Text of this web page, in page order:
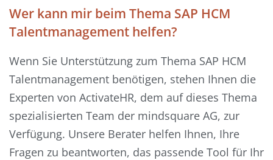
Wer kann mir beim Thema SAP HCM
Talentmanagement helfen?
Wenn Sie Unterstützung zum Thema SAP HCM
Talentmanagement benötigen, stehen Ihnen die
Experten von ActivateHR, dem auf dieses Thema
spezialisierten Team der mindsquare AG, zur
Verfügung. Unsere Berater helfen Ihnen, Ihre
Fragen zu beantworten, das passende Tool für Ihr